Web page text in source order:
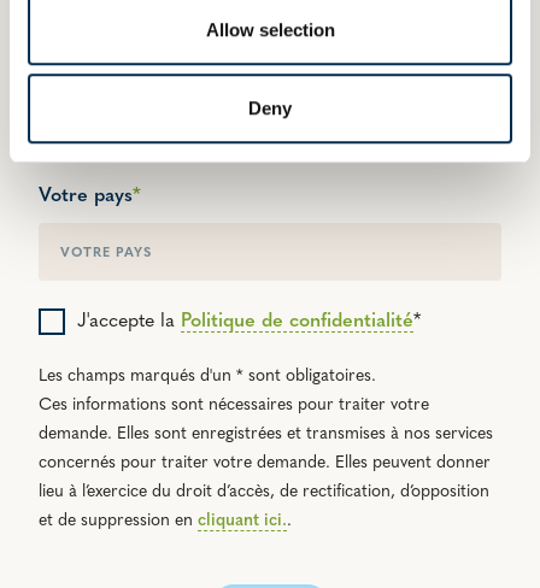
Allow selection
Deny
Votre code postal*
Votre pays*
J'accepte la Politique de confidentialité*
Les champs marqués d'un * sont obligatoires.
Ces informations sont nécessaires pour traiter votre
demande. Elles sont enregistrées et transmises à nos services
concernés pour traiter votre demande. Elles peuvent donner
lieu à l’exercice du droit d’accès, de rectification, d’opposition
et de suppression en cliquant ici..